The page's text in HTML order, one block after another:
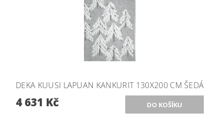
DEKA KUUSI LAPUAN KANKURIT 130X200 CM ŠEDÁ
4 631 Kč